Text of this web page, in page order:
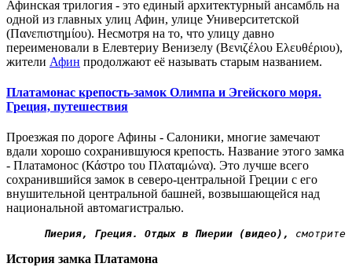
Афинская трилогия - это единый архитектурный ансамбль на
одной из главных улиц Афин, улице Университетской
(Πανεπιστημίου). Несмотря на то, что улицу давно
переименовали в Елевтериу Венизелу (Βενιζέλου Ελευθέριου),
жители Афин продолжают её называть старым названием.
Платамонас крепость-замок Олимпа и Эгейского моря.
Греция, путешествия
Проезжая по дороге Афины - Салоники, многие замечают
вдали хорошо сохранившуюся крепость. Название этого замка
- Платамонос (Κάστρο του Πλαταμώνα). Это лучше всего
сохранившийся замок в северо-центральной Греции с его
внушительной центральной башней, возвышающейся над
национальной автомагистралью.
Пиерия, Греция. Отдых в Пиерии (видео), смотрите
История замка Платамона